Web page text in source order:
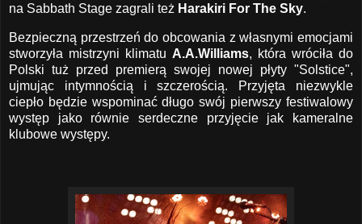
na Sabbath Stage zagrali też Harakiri For The Sky.
Bezpieczną przestrzeń do obcowania z własnymi emocjami
stworzyła mistrzyni klimatu A.A.Williams, która wróciła do
Polski tuż przed premierą swojej nowej płyty "Solstice",
ujmując intymnością i szczerością. Przyjęta niezwykle
ciepło będzie wspominać długo swój pierwszy festiwalowy
występ jako równie serdeczne przyjęcie jak kameralne
klubowe występy.